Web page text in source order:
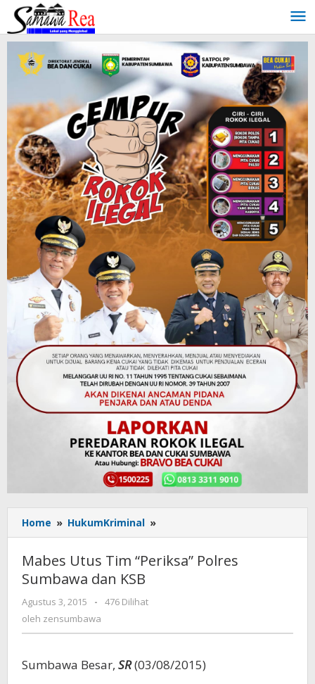
Lewati
konten
Home » HukumKriminal »
Utus
Tim
“Periksa”
Mabes Utus Tim “Periksa” Polres
Sumbawa dan KSB
Agustus 3, 2015
oleh
zensumbawa
-
476 Dilihat
oleh zensumbawa
Sumbawa Besar, SR(03/08/2015)